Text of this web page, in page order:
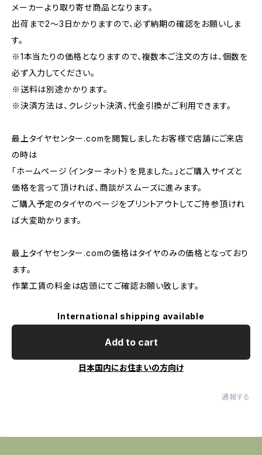
メーカーより取り寄せ商品となります。
出荷まで2～3日かかりますので、必ず納期の確認をお願いしま
す。
※1本当たりの価格となりますので、複数本ご注文の方は、個数を
必ず入力してください。
※送料は別途かかります。
※決済方法は、クレジット決済、代金引換がご利用できます。
最上タイヤセンター.comを閲覧しましたお客様で店舗にご来店
の時は
「ホームページ（インターネット）を見ました。」とご購入サイズと
価格を言って頂ければ、商談がスムーズに進みます。
ご購入予定のタイヤのページをプリントアウトしてご持参頂けれ
ば大変助かります。
最上タイヤセンター.comの価格はタイヤのみの価格となっており
ます。
作業工賃の料金は店頭にてご確認お願い致します。
International shipping available
Add to cart
日本国内にお住まいの方向け
通報する